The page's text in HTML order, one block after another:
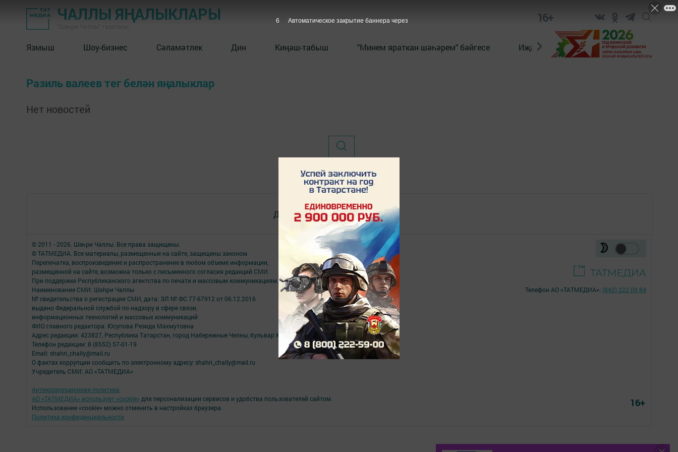
ЧАЛЛЫ ЯҢАЛЫКЛАРЫ 16+
Язмыш Шоу-бизнес Сәламәтлек Дин Киңәш-табыш "Минем яраткан шәһәрем" бәйгесе Иҗат Реклама Онлайн
Разиль валеев тег белән яңалыклар
Нет новостей
Документлар Төрле темалар
© 2011 - 2026. Шәһри Чаллы. Все права защищены.
© ТАТМЕДИА. Все материалы, размещенные на сайте, защищены законом.
Перепечатка, воспроизведение и распространение в любом объеме информации,
размещенной на сайте, возможна только с письменного согласия редакций СМИ.
При поддержке Республиканского агентства по печати и массовым коммуникациям.
Наименование СМИ: Шəhри Чаллы
№ свидетельства о регистрации СМИ, дата: ЭЛ № ФС 77-67912 от 06.12.2016
выдано Федеральной службой по надзору в сфере связи,
информационных технологий и массовых коммуникаций
ФИО главного редактора: Юсупова Резида Махмутовна
Адрес редакции: 423827, Республика Татарстан, город Набережные Челны, бульвар Юных Ленинцев, д.9
Телефон редакции: 8 (8552) 57-01-19
Email: shahri_chally@mail.ru
О фактах коррупции сообщить по электронному адресу: shahri_chally@mail.ru
Учредитель СМИ: АО «ТАТМЕДИА»
Антикоррупционная политика
АО «ТАТМЕДИА» использует «cookie» для персонализации сервисов и удобства пользователей сайтом.
Использование «cookie» можно отменить в настройках браузера.
Политика конфиденциальности
Телефон АО «ТАТМЕДИА»: (843) 222 09 84
16+
6 Автоматическое закрытие баннера через